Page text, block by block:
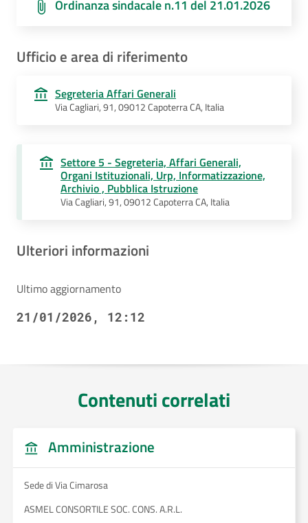
Ordinanza sindacale n.11 del 21.01.2026
Ufficio e area di riferimento
Segreteria Affari Generali
Via Cagliari, 91, 09012 Capoterra CA, Italia
Settore 5 - Segreteria, Affari Generali,
Organi Istituzionali, Urp, Informatizzazione,
Archivio , Pubblica Istruzione
Via Cagliari, 91, 09012 Capoterra CA, Italia
Ulteriori informazioni
Ultimo aggiornamento
21/01/2026, 12:12
Contenuti correlati
Amministrazione
Sede di Via Cimarosa
ASMEL CONSORTILE SOC. CONS. A.R.L.